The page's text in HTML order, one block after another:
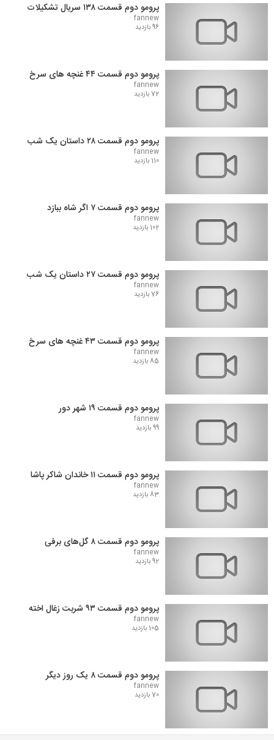
پرومو دوم قسمت ۱۳۸ سریال تشکیلات
fannew
96 بازدید
پرومو دوم قسمت ۴۴ غنچه های سرخ
fannew
72 بازدید
پرومو دوم قسمت ۲۸ داستان یک شب
fannew
110 بازدید
پرومو دوم قسمت ۷ اگر شاه ببازد
fannew
102 بازدید
پرومو دوم قسمت ۲۷ داستان یک شب
fannew
76 بازدید
پرومو دوم قسمت ۴۳ غنچه های سرخ
fannew
85 بازدید
پرومو دوم قسمت ۱۹ شهر دور
fannew
99 بازدید
پرومو دوم قسمت ۱۱ خاندان شاکر پاشا
fannew
83 بازدید
پرومو دوم قسمت ۸ گل‌های برفی
fannew
92 بازدید
پرومو دوم قسمت ۹۳ شربت زغال اخته
fannew
105 بازدید
پرومو دوم قسمت ۸ یک روز دیگر
fannew
70 بازدید